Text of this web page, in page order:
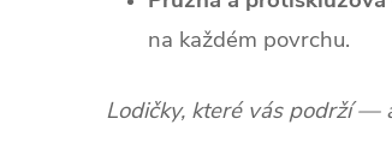
na každém povrchu.
Lodičky, které vás podrží —